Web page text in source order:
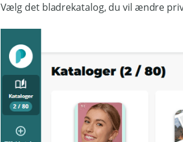
Vælg det bladrekatalog, du vil ændre